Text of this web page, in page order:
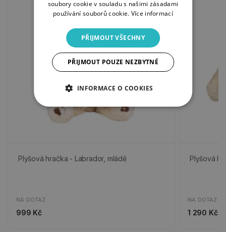
Plyšová hračka - Labrador, mládě
NA DOTAZ
999 Kč
Plyšová
NA DOTAZ
1 290 Kč
soubory cookie v souladu s našimi zásadami
používání souborů cookie. Více informací
PŘIJMOUT VŠECHNY
PŘIJMOUT POUZE NEZBYTNÉ
INFORMACE O COOKIES